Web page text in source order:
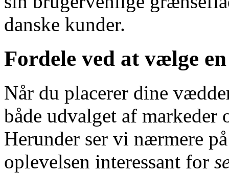
danske kunder.
Fordele ved at vælge
Når du placerer dine
både udvalget af
Herunder ser vi nærmere
oplevelsen interessant for